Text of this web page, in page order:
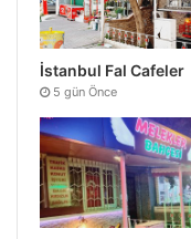
İstanbul Fal Cafeler
5 gün Önce